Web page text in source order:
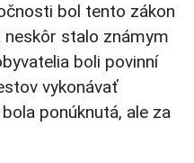
bol tento zákon
stalo známym
boli povinní
vykonávať
ponúknutá, ale za